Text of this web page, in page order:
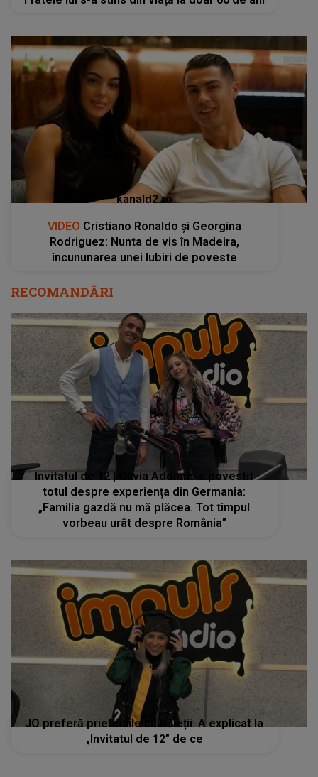
kanald2.ro
VIDEO Cristiano Ronaldo și Georgina
Rodriguez: Nunta de vis în Madeira,
încununarea unei Iubiri de poveste
RECOMANDĂRI
Invitatul de 12 | Olivia Addams a povestit
totul despre experiența din Germania:
„Familia gazdă nu mă plăcea. Tot timpul
vorbeau urât despre România”
JO preferă prieteniile cu băieții. A explicat la
„Invitatul de 12” de ce